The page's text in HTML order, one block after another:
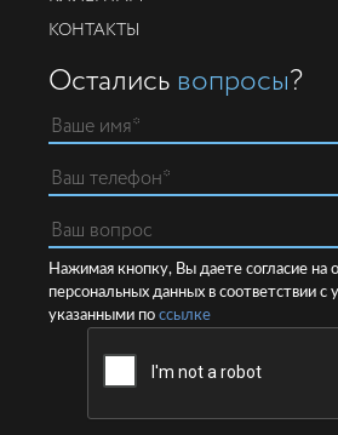
КОНТАКТЫ
Остались вопросы?
Нажимая кнопку, Вы даете согласие на
персональных данных в соответствии с
указанными по ссылке